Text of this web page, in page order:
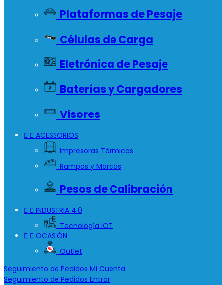
Plataformas de Pesaje
Células de Carga
Eletrónica de Pesaje
Baterías y Cargadores
Visores
  ACESSORIOS
Impresoras Térmicas
Rampas y Marcos
Pesos de Calibración
  INDUSTRIA 4.0
Tecnología IOT
  OCASIÓN
Outlet
Seguimiento de Pedidos Mi Cuenta
Seguimiento de Pedidos Entrar